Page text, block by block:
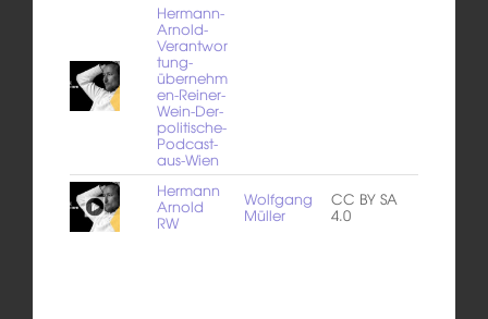
Hermann-
Arnold-
Verantwor
tung-
übernehm
en-Reiner-
Wein-Der-
politische-
Podcast-
aus-Wien
Hermann
Arnold
RW
Wolfgang
Müller
CC BY SA
4.0